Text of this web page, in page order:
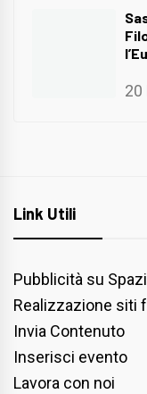
20
Link Utili
Pubblicità su
Realizzazione siti
Invia Contenuto
Inserisci evento
Lavora con noi